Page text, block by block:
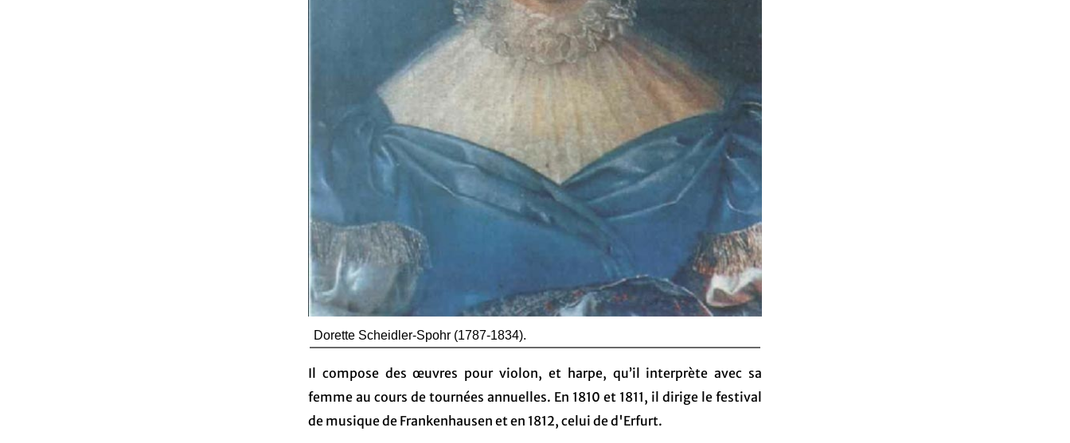
Dorette Scheidler-Spohr (1787-1834).
Il compose des œuvres pour violon, et harpe, qu’il interprète avec sa
femme au cours de tournées annuelles. En 1810 et 1811, il dirige le festival
de musique de Frankenhausen et en 1812, celui de d'Erfurt.